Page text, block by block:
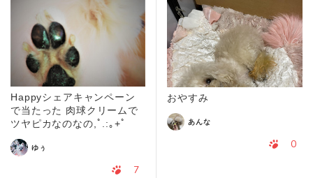
Happyシェアキャンペーン
で当たった 肉球クリームで
ツヤピカなのなの,ﾟ.:｡+ﾟ
ゆぅ
7
おやすみ
あんな
0